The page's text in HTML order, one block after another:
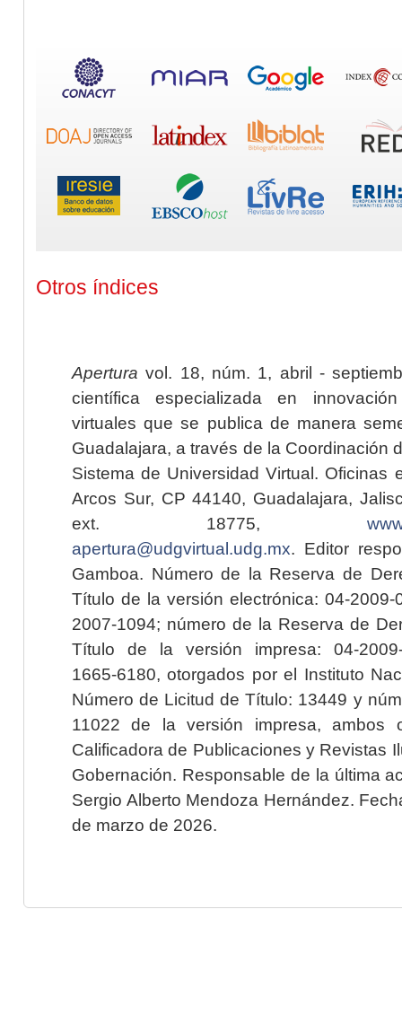
Otros índices
Apertura vol. 18, núm. 1, abril -
científica especializada en
virtuales que se publica de manera
Guadalajara, a través de la Coordinación
Sistema de Universidad Virtual. Oficinas
Arcos Sur, CP 44140, Guadalajara,
ext. 18775,
apertura@udgvirtual.udg.mx. Editor
Gamboa. Número de la Reserva de
Título de la versión electrónica: 04-2009-
2007-1094; número de la Reserva de
Título de la versión impresa: 04-2009-
1665-6180, otorgados por el Instituto
Número de Licitud de Título: 13449 y
11022 de la versión impresa, ambos
Calificadora de Publicaciones y Revistas
Gobernación. Responsable de la última
Sergio Alberto Mendoza Hernández.
de marzo de 2026.